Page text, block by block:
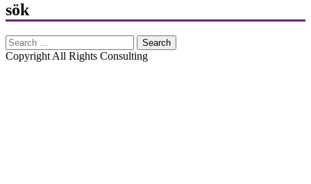
sök
Search
for:
Copyright All Rights Consulting